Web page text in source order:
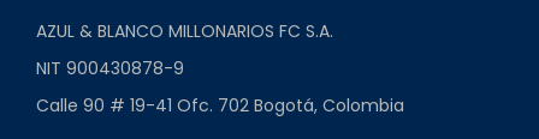
AZUL & BLANCO MILLONARIOS FC S.A.
NIT 900430878-9
Calle 90 # 19-41 Ofc. 702 Bogotá, Colombia